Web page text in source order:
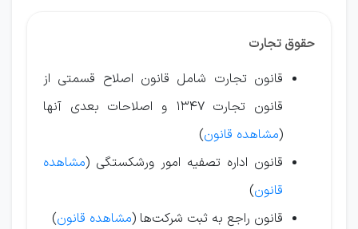
حقوق تجارت
قانون تجارت شامل قانون اصلاح قسمتی از
قانون تجارت ۱۳۴۷ و اصلاحات بعدی آنها
(مشاهده قانون)
قانون اداره تصفیه امور ورشکستگی (مشاهده
قانون)
قانون راجع به ثبت شرکت‌ها (مشاهده قانون)